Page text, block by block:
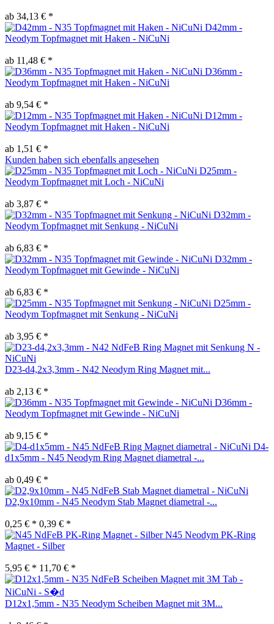
ab 34,13 € *
D42mm -
Neodym Topfmagnet mit Haken - NiCuNi
ab 11,48 € *
D36mm -
Neodym Topfmagnet mit Haken - NiCuNi
ab 9,54 € *
D12mm -
Neodym Topfmagnet mit Haken - NiCuNi
ab 1,51 € *
Kunden haben sich ebenfalls angesehen
D25mm -
Neodym Topfmagnet mit Loch - NiCuNi
ab 3,87 € *
D32mm -
Neodym Topfmagnet mit Senkung - NiCuNi
ab 6,83 € *
D32mm -
Neodym Topfmagnet mit Gewinde - NiCuNi
ab 6,83 € *
D25mm -
Neodym Topfmagnet mit Senkung - NiCuNi
ab 3,95 € *
D23-d4,2x3,3mm - N42 Neodym Ring Magnet mit...
ab 2,13 € *
D36mm -
Neodym Topfmagnet mit Gewinde - NiCuNi
ab 9,15 € *
D4-
d1x5mm - N45 Neodym Ring Magnet diametral -...
ab 0,49 € *
D2,9x10mm - N45 Neodym Stab Magnet diametral -...
0,25 € * 0,39 € *
N45 Neodym PK-Ring
Magnet - Silber
5,95 € * 11,70 € *
D12x1,5mm - N35 Neodym Scheiben Magnet mit 3M...